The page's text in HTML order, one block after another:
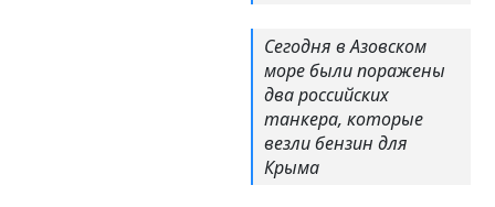
Сегодня в Азовском
море были поражены
два российских
танкера, которые
везли бензин для
Крыма